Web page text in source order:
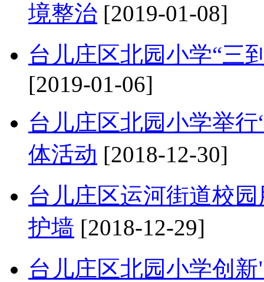
境整治 [2019-01-08]
台儿庄区北园小学“三
[2019-01-06]
台儿庄区北园小学举
体活动 [2018-12-30]
台儿庄区运河街道校
护墙 [2018-12-29]
台儿庄区北园小学创